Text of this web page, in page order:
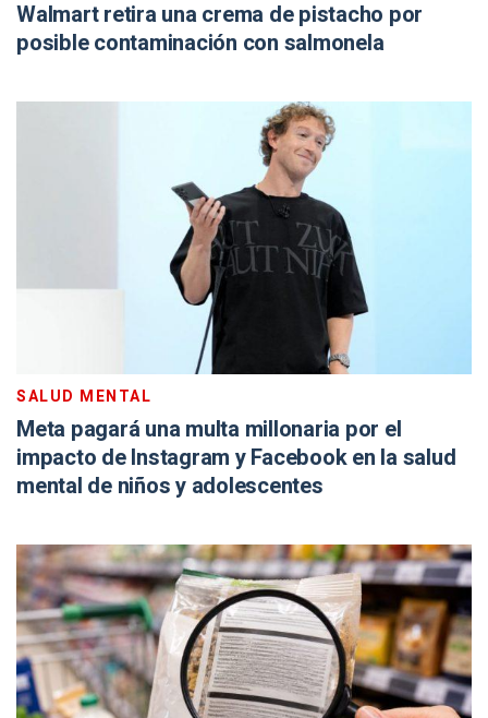
Walmart retira una crema de pistacho por
posible contaminación con salmonela
SALUD MENTAL
Meta pagará una multa millonaria por el
impacto de Instagram y Facebook en la salud
mental de niños y adolescentes